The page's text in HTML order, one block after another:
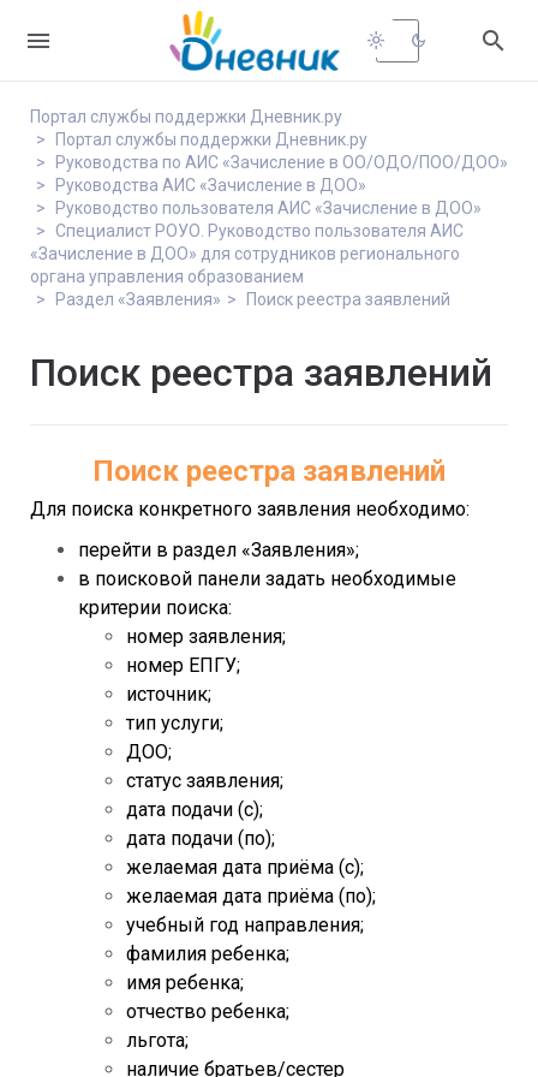
 light_mode dark_mode 
Портал службы поддержки Дневник.ру
Портал службы поддержки Дневник.ру
Руководства по АИС «Зачисление в ОО/ОДО/ПОО/ДОО»
Руководства АИС «Зачисление в ДОО»
Руководство пользователя АИС «Зачисление в ДОО»
Специалист РОУО. Руководство пользователя АИС
«Зачисление в ДОО» для сотрудников регионального
органа управления образованием
Раздел «Заявления»
Поиск реестра заявлений
Поиск реестра заявлений
Поиск реестра заявлений
Для поиска конкретного заявления необходимо:
перейти в раздел «Заявления»;
в поисковой панели задать необходимые
критерии поиска:
номер заявления;
номер ЕПГУ;
источник;
тип услуги;
ДОО;
статус заявления;
дата подачи (с);
дата подачи (по);
желаемая дата приёма (с);
желаемая дата приёма (по);
учебный год направления;
фамилия ребенка;
имя ребенка;
отчество ребенка;
льгота;
наличие братьев/сестер